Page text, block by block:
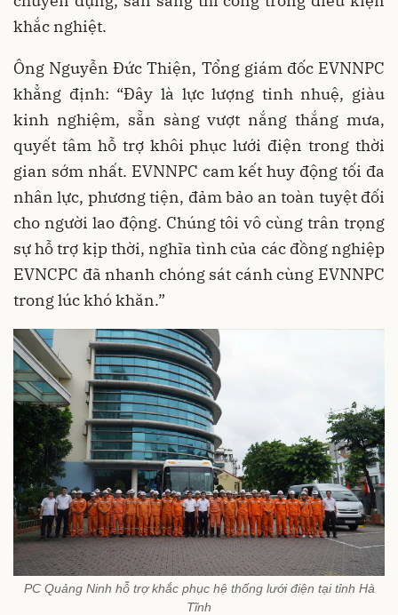
khắc nghiệt.
Ông Nguyễn Đức Thiện, Tổng giám đốc EVNNPC
khẳng định: “Đây là lực lượng tinh nhuệ, giàu
kinh nghiệm, sẵn sàng vượt nắng thắng mưa,
quyết tâm hỗ trợ khôi phục lưới điện trong thời
gian sớm nhất. EVNNPC cam kết huy động tối đa
nhân lực, phương tiện, đảm bảo an toàn tuyệt đối
cho người lao động. Chúng tôi vô cùng trân trọng
sự hỗ trợ kịp thời, nghĩa tình của các đồng nghiệp
EVNCPC đã nhanh chóng sát cánh cùng EVNNPC
trong lúc khó khăn.”
PC Quảng Ninh hỗ trợ khắc phục hệ thống lưới điện tại tỉnh Hà
Tĩnh